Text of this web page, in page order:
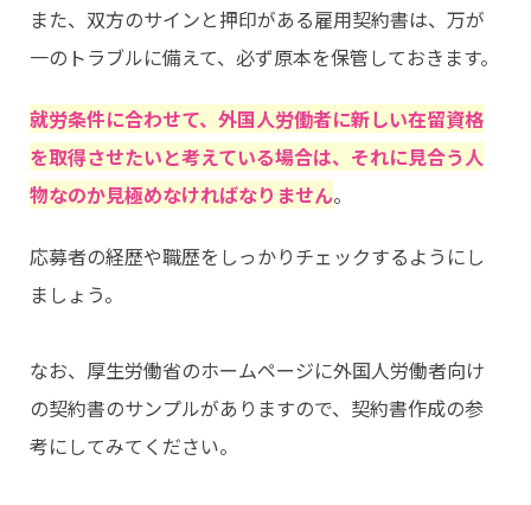
また、双方のサインと押印がある雇用契約書は、万が
一のトラブルに備えて、必ず原本を保管しておきます。
就労条件に合わせて、外国人労働者に新しい在留資格
を取得させたいと考えている場合は、それに見合う人
物なのか見極めなければなりません。
応募者の経歴や職歴をしっかりチェックするようにし
ましょう。
なお、厚生労働省のホームページに外国人労働者向け
の契約書のサンプルがありますので、契約書作成の参
考にしてみてください。